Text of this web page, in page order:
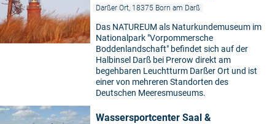
Darßer Ort, 18375 Born am Darß
Das NATUREUM als Naturkundemuseum im
Nationalpark "Vorpommersche
Boddenlandschaft" befindet sich auf der
Halbinsel Darß bei Prerow direkt am
begehbaren Leuchtturm Darßer Ort und ist
einer von mehreren Standorten des
Deutschen Meeresmuseums.
Wassersportcenter Saal &